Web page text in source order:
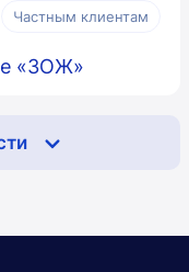
Частным клиентам
«ЗОЖ»